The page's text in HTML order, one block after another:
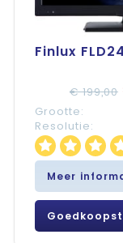
Finlux
€ 199,00
Grootte:
Resolutie:
Meer